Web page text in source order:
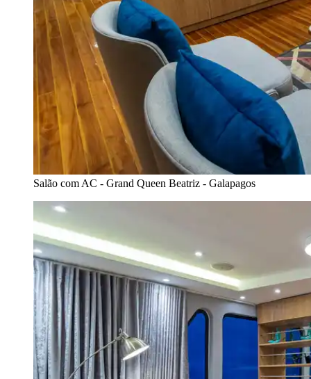
Salão com AC - Grand Queen Beatriz - Galapagos